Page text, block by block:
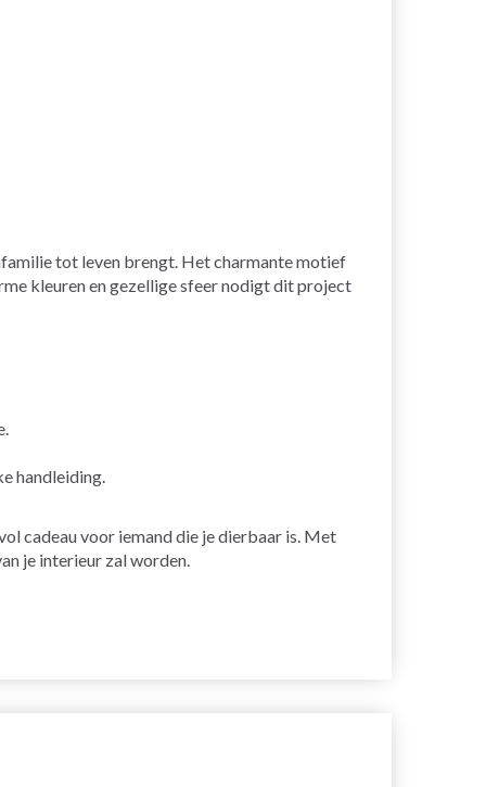
tot leven brengt. Het charmante motief
kleuren en gezellige sfeer nodigt dit project
handleiding.
cadeau voor iemand die je dierbaar is. Met
je interieur zal worden.